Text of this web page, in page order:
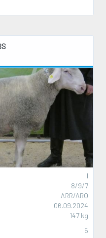
I
8/9/7
ARR/ARQ
06.09.2024
147 kg
5